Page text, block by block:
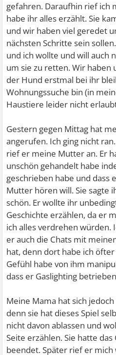
gefahren. Daraufhin rief ich
habe ihr alles erzählt. Sie
und wir haben viel geredet
nächsten Schritte sein
und ich wollte und will auch
um sie zu retten. Wir haben
der Hund erstmal bei ihr
Wohnungssuche bin (in
Haustiere leider nicht
Gestern gegen Mittag hat
angerufen. Ich ging nicht
rief er meine Mutter an. Er
unschön gehandelt habe
geschrieben habe und dass
Mutter hören will. Sie sagte
schön. Er wollte ihr
Geschichte erzählen, da er
ich alles verdrehen würden.
er auch die Chats mit
hat, denn dort habe ich
Gefühl habe von ihm
dass er Gaslighting
Meine Mama hat sich
denn sie hat dieses Spiel
nicht davon ablassen und
Seite erzählen. Sie hatte
beendet. Später rief er mich